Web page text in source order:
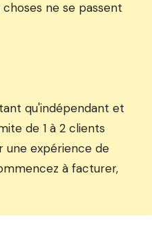
ne se passent
qu'indépendant et
de 1 à 2 clients
une expérience de
à facturer,